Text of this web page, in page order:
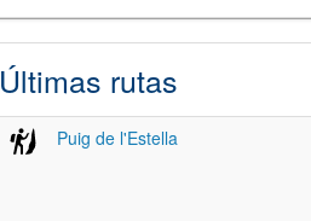
Últimas rutas
Puig de l'Estella